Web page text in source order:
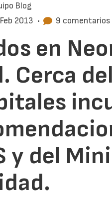
Blog
2013 • 9 comentarios
en
Cerca
y del